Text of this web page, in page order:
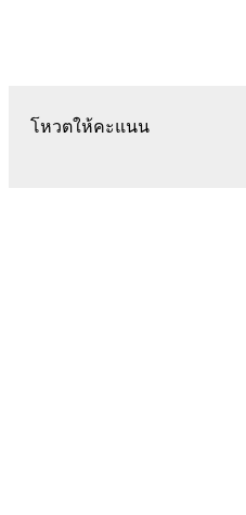
โหวตให้คะแนน